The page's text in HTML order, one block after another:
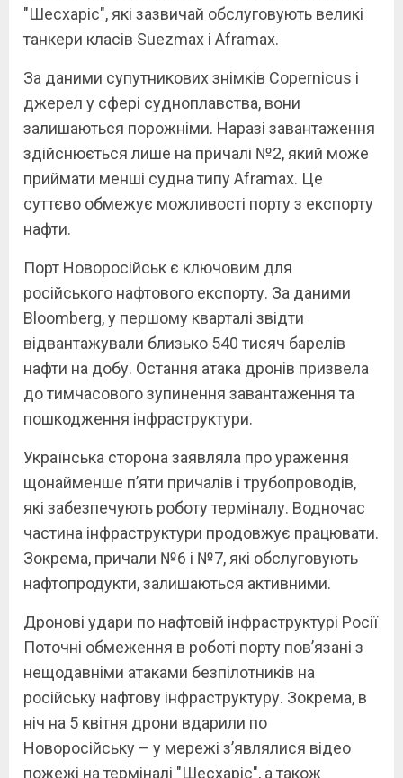
"Шесхаріс", які зазвичай обслуговують великі
танкери класів Suezmax і Aframax.
За даними супутникових знімків Copernicus і
джерел у сфері судноплавства, вони
залишаються порожніми. Наразі завантаження
здійснюється лише на причалі №2, який може
приймати менші судна типу Aframax. Це
суттєво обмежує можливості порту з експорту
нафти.
Порт Новоросійськ є ключовим для
російського нафтового експорту. За даними
Bloomberg, у першому кварталі звідти
відвантажували близько 540 тисяч барелів
нафти на добу. Остання атака дронів призвела
до тимчасового зупинення завантаження та
пошкодження інфраструктури.
Українська сторона заявляла про ураження
щонайменше п’яти причалів і трубопроводів,
які забезпечують роботу терміналу. Водночас
частина інфраструктури продовжує працювати.
Зокрема, причали №6 і №7, які обслуговують
нафтопродукти, залишаються активними.
Дронові удари по нафтовій інфраструктурі Росії
Поточні обмеження в роботі порту пов’язані з
нещодавніми атаками безпілотників на
російську нафтову інфраструктуру. Зокрема, в
ніч на 5 квітня дрони вдарили по
Новоросійську – у мережі з’являлися відео
пожежі на терміналі "Шесхаріс", а також